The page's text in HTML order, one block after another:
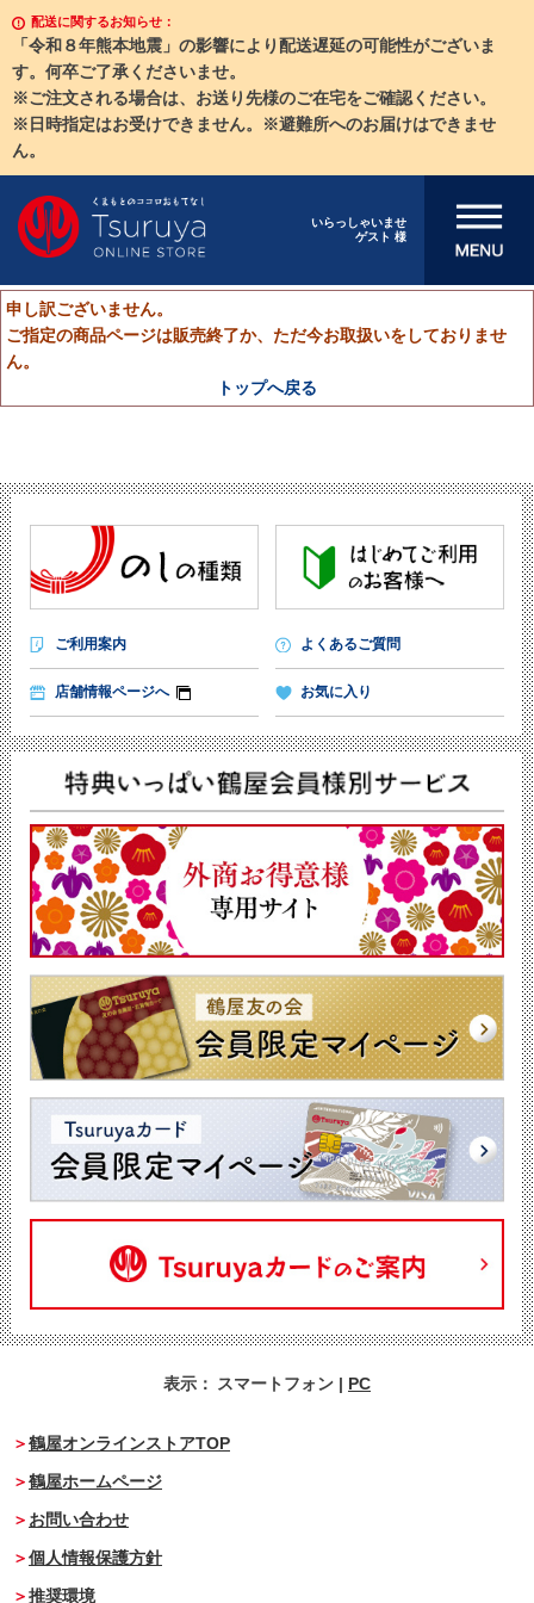
配送に関するお知らせ：
「令和８年熊本地震」の影響により配送遅延の可能性がございま
す。何卒ご了承くださいませ。
※ご注文される場合は、お送り先様のご在宅をご確認ください。
※日時指定はお受けできません。※避難所へのお届けはできませ
ん。
いらっしゃいませ
ゲスト 様
メニューを開
申し訳ございません。
ご指定の商品ページは販売終了か、ただ今お取扱いをしておりませ
ん。
トップへ戻る
ご利用案内 よくあるご質問
店舗情報ページへ お気に入り
表示： スマートフォン | PC
鶴屋オンラインストアTOP
鶴屋ホームページ
お問い合わせ
個人情報保護方針
推奨環境